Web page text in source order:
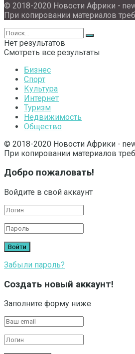
© 2018-2020 Новости Африки -
При копировании материалов
Нет результатов
Смотреть все результаты
Бизнес
Спорт
Культура
Интернет
Туризм
Недвижимость
Общество
© 2018-2020 Новости Африки -
При копировании материалов
Добро пожаловать!
Войдите в свой аккаунт
Забыли пароль?
Создать новый аккаунт!
Заполните форму ниже